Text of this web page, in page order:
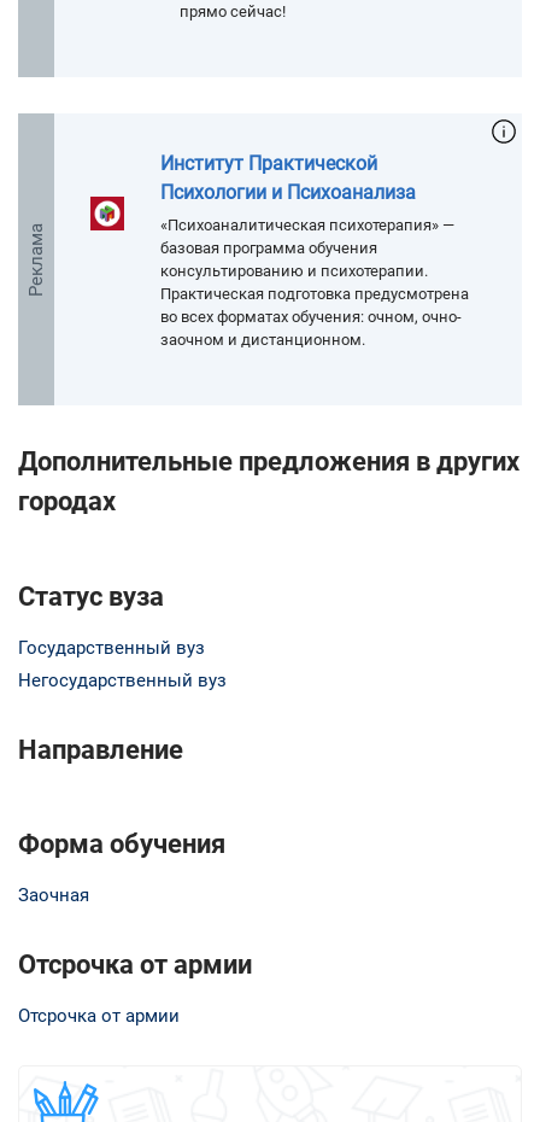
прямо сейчас!
Реклама
Институт Практической
Психологии и Психоанализа
«Психоаналитическая психотерапия» —
базовая программа обучения
консультированию и психотерапии.
Практическая подготовка предусмотрена
во всех форматах обучения: очном, очно-
заочном и дистанционном.
Дополнительные предложения в других
городах
Статус вуза
Государственный вуз
Негосударственный вуз
Направление
Форма обучения
Заочная
Отсрочка от армии
Отсрочка от армии